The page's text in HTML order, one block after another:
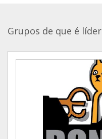
Grupos de que é líder